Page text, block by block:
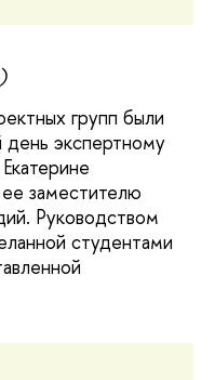
групп были
экспертному
заместителю
Руководством
студентами